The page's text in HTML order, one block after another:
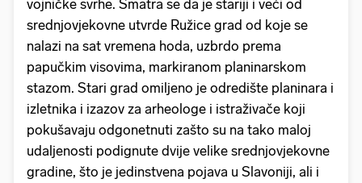
vojničke svrhe. Smatra se da je stariji i veći od
srednjovjekovne utvrde Ružice grad od koje se
nalazi na sat vremena hoda, uzbrdo prema
papučkim visovima, markiranom planinarskom
stazom. Stari grad omiljeno je odredište planinara i
izletnika i izazov za arheologe i istraživače koji
pokušavaju odgonetnuti zašto su na tako maloj
udaljenosti podignute dvije velike srednjovjekovne
gradine, što je jedinstvena pojava u Slavoniji, ali i